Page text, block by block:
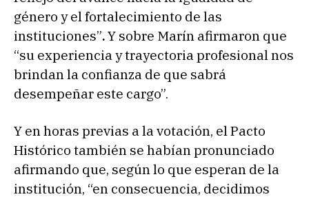
género y el fortalecimiento de las
instituciones”.Y sobre Marín afirmaron que
“su experiencia y trayectoria profesional nos
brindan la confianza de que sabrá
desempeñar este cargo”.
Y en horas previas a la votación, el Pacto
Histórico también se habían pronunciado
afirmando que, según lo que esperan de la
institución, “en consecuencia, decidimos